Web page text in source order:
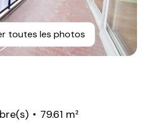
toutes les photos
79.61 m²